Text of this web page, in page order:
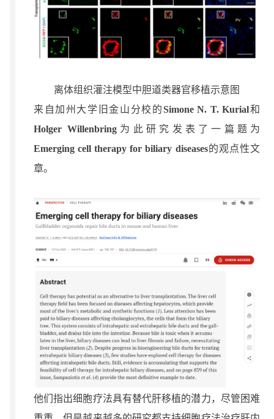
离体组织灌注模型中胆道类器官移植示意图
来自加州大学旧金山分校的Simone N. T. Kurial和
Holger Willenbring 为此研究发表了一篇题为
Emerging cell therapy for biliary diseases的观点性文
章。
他们指出细胞疗法具有替代肝移植的潜力，尽管困难